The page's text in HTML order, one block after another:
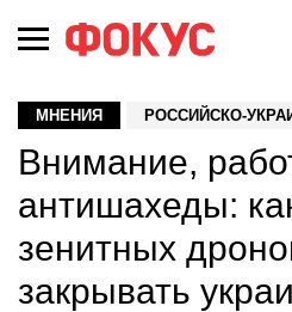
МНЕНИЯ РОССИЙСКО-
Внимание,
антишахеды:
зенитных
закрывать